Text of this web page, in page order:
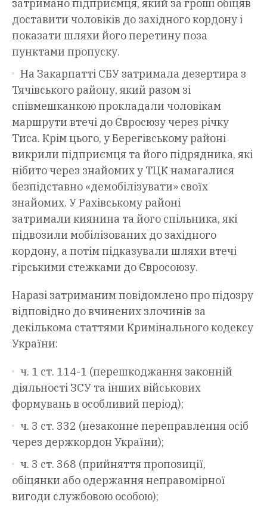
затримано підприємця, який за гроші обіцяв
доставити чоловіків до західного кордону і
показати шляхи його перетину поза
пунктами пропуску.
На Закарпатті СБУ затримала дезертира з
Тячівського району, який разом зі
співмешканкою прокладали чоловікам
маршрути втечі до Євросюзу через річку
Тиса. Крім цього, у Берегівському районі
викрили підприємця та його підрядника, які
нібито через знайомих у ТЦК намагалися
безпідставно «демобілізувати» своїх
знайомих. У Рахівському районі
затримали киянина та його спільника, які
підвозили мобілізованих до західного
кордону, а потім підказували шляхи втечі
гірськими стежками до Євросоюзу.
Наразі затриманим повідомлено про підозру
відповідно до вчинених злочинів за
декількома статтями Кримінального кодексу
України:
ч. 1 ст. 114-1 (перешкоджання законній
діяльності ЗСУ та інших військових
формувань в особливий період);
ч. 3 ст. 332 (незаконне переправлення осіб
через держкордон України);
ч. 3 ст. 368 (прийняття пропозиції,
обіцянки або одержання неправомірної
вигоди службовою особою);